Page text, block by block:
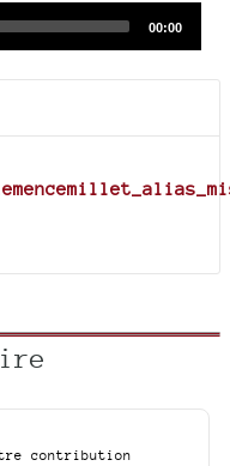
Total
00:00
contribution